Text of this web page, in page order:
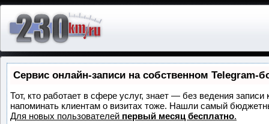
Сервис онлайн-записи на собственном Telegram-
Тот, кто работает в сфере услуг, знает — без ведения
напоминать клиентам о визитах тоже. Нашли самый
Для новых пользователей первый месяц бесплатно.